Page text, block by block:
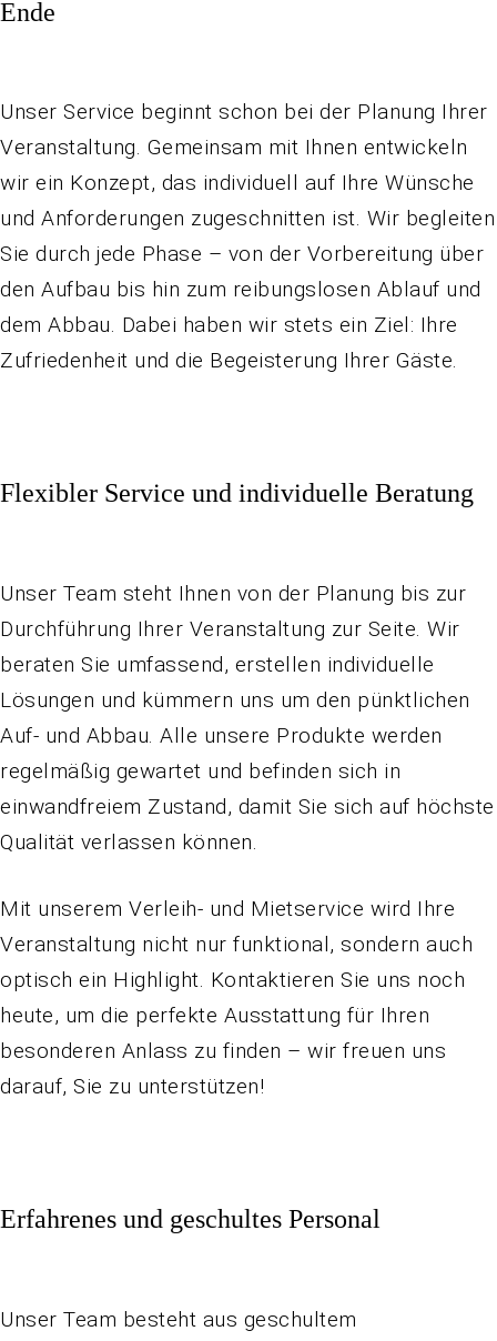
Ende
Unser Service beginnt schon bei der Planung Ihrer
Veranstaltung. Gemeinsam mit Ihnen entwickeln
wir ein Konzept, das individuell auf Ihre Wünsche
und Anforderungen zugeschnitten ist. Wir begleiten
Sie durch jede Phase – von der Vorbereitung über
den Aufbau bis hin zum reibungslosen Ablauf und
dem Abbau. Dabei haben wir stets ein Ziel: Ihre
Zufriedenheit und die Begeisterung Ihrer Gäste.
Flexibler Service und individuelle Beratung
Unser Team steht Ihnen von der Planung bis zur
Durchführung Ihrer Veranstaltung zur Seite. Wir
beraten Sie umfassend, erstellen individuelle
Lösungen und kümmern uns um den pünktlichen
Auf- und Abbau. Alle unsere Produkte werden
regelmäßig gewartet und befinden sich in
einwandfreiem Zustand, damit Sie sich auf höchste
Qualität verlassen können.
Mit unserem Verleih- und Mietservice wird Ihre
Veranstaltung nicht nur funktional, sondern auch
optisch ein Highlight. Kontaktieren Sie uns noch
heute, um die perfekte Ausstattung für Ihren
besonderen Anlass zu finden – wir freuen uns
darauf, Sie zu unterstützen!
Erfahrenes und geschultes Personal
Unser Team besteht aus geschultem